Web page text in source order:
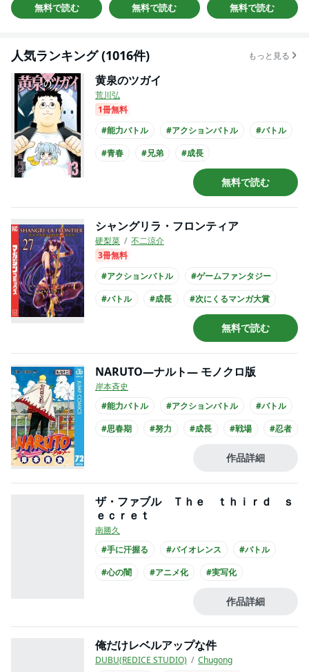
無料で読む 無料で読む 無料で読む
人気ランキング (1016件) もっと見る
黄泉のツガイ
荒川弘
1冊無料
#能力バトル
#アクションバトル
#バトル
#青春
#兄弟
#成長
無料で読む
シャングリラ・フロンティア
硬梨菜
不二涼介
3冊無料
#アクションバトル
#ゲームファンタジー
#バトル
#成長
#次にくるマンガ大賞
#書店員が選んだコミック
#コミカライズ化
#アニメ化
無料で読む
NARUTO―ナルト― モノクロ版
岸本斉史
#能力バトル
#アクションバトル
#バトル
#思春期
#努力 #成長 #戦場
#忍者
作品詳細
ザ・ファブル Ｔｈｅ ｔｈｉｒｄ ｓ
ｅｃｒｅｔ
南勝久
#手に汗握る
#バイオレンス
#バトル
#心の闇
#アニメ化 #実写化
作品詳細
俺だけレベルアップな件
DUBU(REDICE STUDIO)
Chugong